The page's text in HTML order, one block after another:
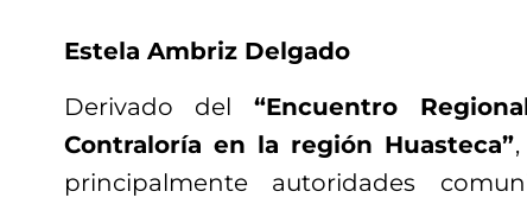
Estela Ambriz Delgado
Derivado del “Encuentro
Contraloría en la región Huasteca”
principalmente autoridades